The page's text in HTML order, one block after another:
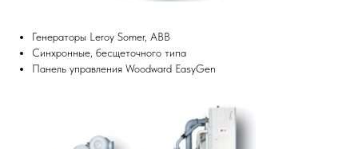
Генераторы Leroy Somer, ABB
Синхронные, бесщеточного типа
Панель управления Woodward EasyGen